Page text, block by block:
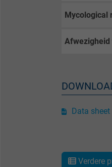
Mycological
Data sheet
Verdere